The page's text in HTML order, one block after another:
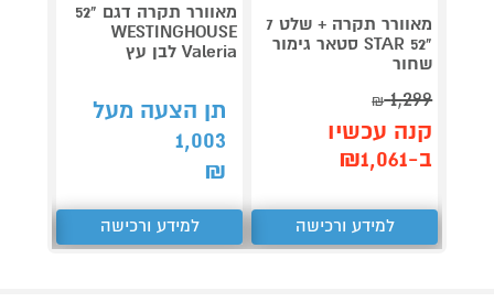
מאוורר תקרה + שלט 7
"52 STAR סטאר גימור
שחור
1,299
₪
קנה עכשיו
ב-₪1,061
למידע ורכישה
מאוורר תקרה דגם "52
WESTINGHOUSE
Valeria לבן עץ
תן הצעה מעל
1,003
₪
למידע ורכישה